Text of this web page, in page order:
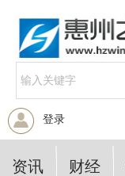
登录
资讯 财经